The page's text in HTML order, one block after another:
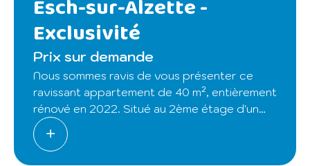
Esch-sur-Alzette -
Exclusivité
Prix sur demande
Nous sommes ravis de vous présenter ce
ravissant appartement de 40 m², entièrement
rénové en 2022. Situé au 2ème étage d'un
immeuble de 3 étages sans ascenseur,
construit en 1976.